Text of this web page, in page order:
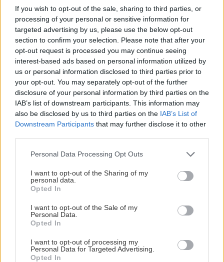
If you wish to opt-out of the sale, sharing to third parties, or
processing of your personal or sensitive information for
targeted advertising by us, please use the below opt-out
section to confirm your selection. Please note that after your
opt-out request is processed you may continue seeing
interest-based ads based on personal information utilized by
us or personal information disclosed to third parties prior to
your opt-out. You may separately opt-out of the further
disclosure of your personal information by third parties on the
IAB’s list of downstream participants. This information may
also be disclosed by us to third parties on the IAB’s List of
Downstream Participants that may further disclose it to other
Please note that this website/app uses one or more Google
not limited to your visit or usage behaviour. You may click to
grant or deny consent to Google and its third-party tags to
use your data for below specified purposes in below Google
consent section.
Personal Data Processing Opt Outs
I want to opt-out of the Sharing of my
personal data.
Opted In
I want to opt-out of the Sale of my
Personal Data.
Opted In
I want to opt-out of processing my
Personal Data for Targeted Advertising.
Opted In
Με δύο εκπληκτικές κωμικούς ηθοποιούς (Anna
Faris, Alison Janey), αυτό το sitcom μιλάει για
γυναίκες, μαμά και κόρη μπλέκονται σε
ξεκαρδιστικές περιπέτειες—χωρίς να λείπουν,
όμως, και τα οικογενειακά προβλήματα.